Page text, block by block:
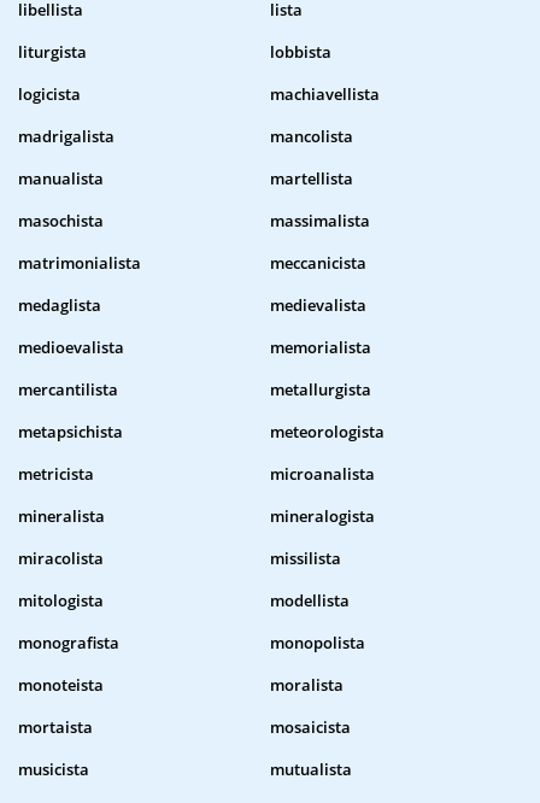
libellista
lista
liturgista
lobbista
logicista
machiavellista
madrigalista
mancolista
manualista
martellista
masochista
massimalista
matrimonialista
meccanicista
medaglista
medievalista
medioevalista
memorialista
mercantilista
metallurgista
metapsichista
meteorologista
metricista
microanalista
mineralista
mineralogista
miracolista
missilista
mitologista
modellista
monografista
monopolista
monoteista
moralista
mortaista
mosaicista
musicista
mutualista